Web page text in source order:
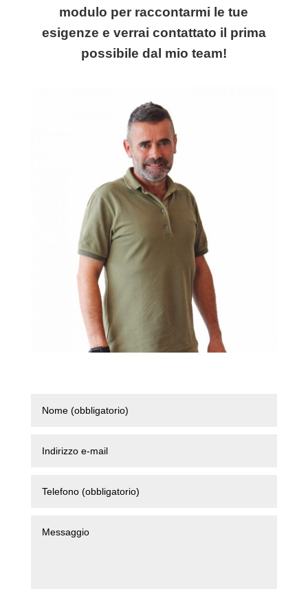
modulo per raccontarmi le tue
esigenze e verrai contattato il prima
possibile dal mio team!